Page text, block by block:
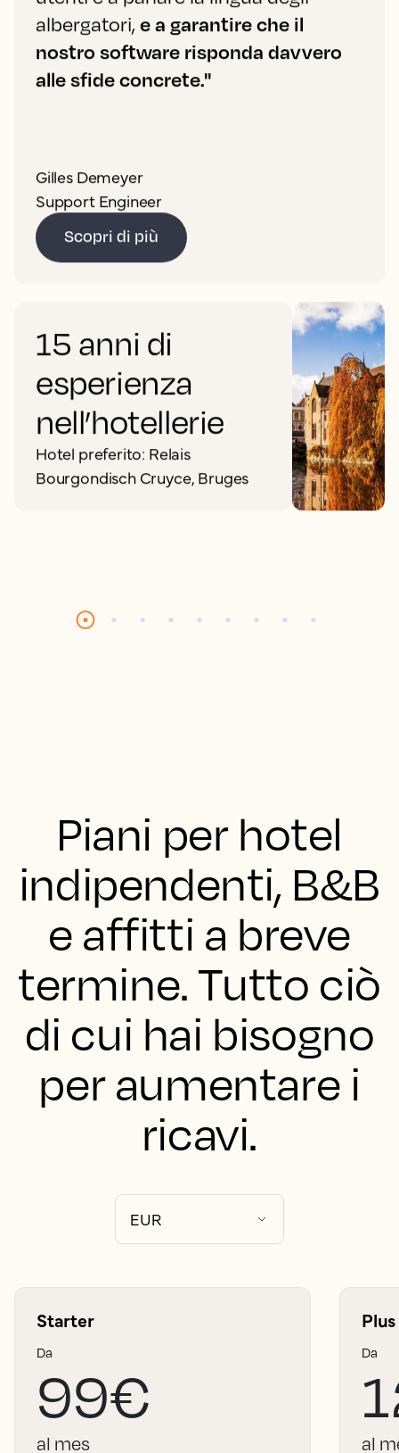
albergatori, e a garantire che il
nostro software risponda davvero
alle sfide concrete."
Gilles Demeyer
Support Engineer
Scopri di più
15 anni di
esperienza
nell’hotellerie
Hotel preferito: Relais
Bourgondisch Cruyce, Bruges
Piani per hotel
indipendenti, B&B
e affitti a breve
termine. Tutto ciò
di cui hai bisogno
per aumentare i
ricavi.
Starter
Da
99€
al mes
Plus
Da
al